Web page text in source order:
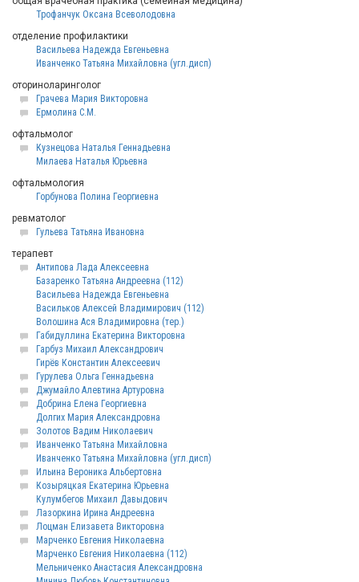
Трофанчук Оксана Всеволодовна
отделение профилактики
Васильева Надежда Евгеньевна
Иванченко Татьяна Михайловна (угл.дисп)
оториноларинголог
Грачева Мария Викторовна
Ермолина С.М.
офтальмолог
Кузнецова Наталья Геннадьевна
Милаева Наталья Юрьевна
офтальмология
Горбунова Полина Георгиевна
ревматолог
Гульева Татьяна Ивановна
терапевт
Антипова Лада Алексеевна
Базаренко Татьяна Андреевна (112)
Васильева Надежда Евгеньевна
Васильков Алексей Владимирович (112)
Волошина Ася Владимировна (тер.)
Габидуллина Екатерина Викторовна
Гарбуз Михаил Александрович
Гирёв Константин Алексеевич
Гурулева Ольга Геннадьевна
Джумайло Алевтина Артуровна
Добрина Елена Георгиевна
Долгих Мария Александровна
Золотов Вадим Николаевич
Иванченко Татьяна Михайловна
Иванченко Татьяна Михайловна (угл.дисп)
Ильина Вероника Альбертовна
Козыряцкая Екатерина Юрьевна
Кулумбегов Михаил Давыдович
Лазоркина Ирина Андреевна
Лоцман Елизавета Викторовна
Марченко Евгения Николаевна
Марченко Евгения Николаевна (112)
Мельниченко Анастасия Александровна